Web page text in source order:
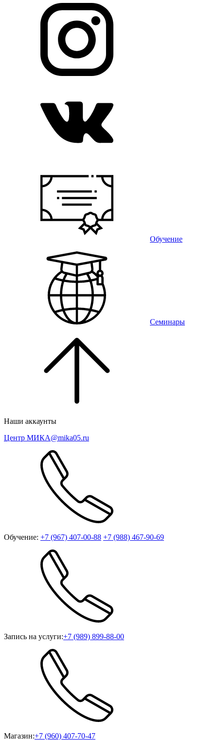
Обучение
Семинары
Наши аккаунты
Центр МИКА@mika05.ru
Обучение: +7 (967) 407-00-88 +7 (988) 467-90-69
Запись на услуги:+7 (989) 899-88-00
Магазин:+7 (960) 407-70-47